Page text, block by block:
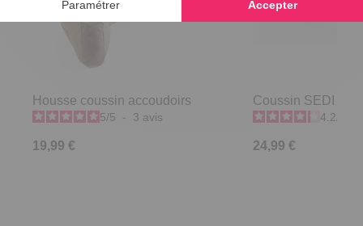
Housse coussin accoudoirs
5/5 - 3 avis
19,99 €
Coussin SEDI
4.2
24,99 €